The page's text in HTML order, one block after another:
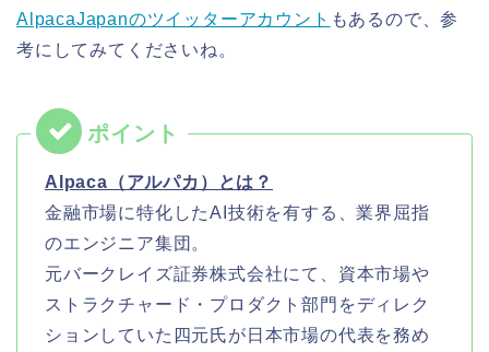
AlpacaJapanのツイッターアカウント もあるので、参
考にしてみてくださいね。
Alpaca（アルパカ）とは？
金融市場に特化したAI技術を有する、業界屈指
のエンジニア集団。
元バークレイズ証券株式会社にて、資本市場や
ストラクチャード・プロダクト部門をディレク
ションしていた四元氏が日本市場の代表を務め